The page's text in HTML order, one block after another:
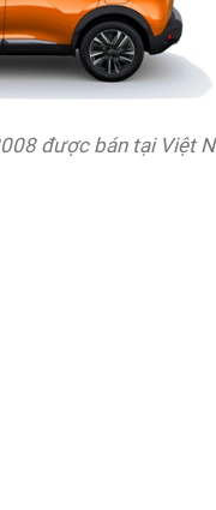
được bán tại Việt